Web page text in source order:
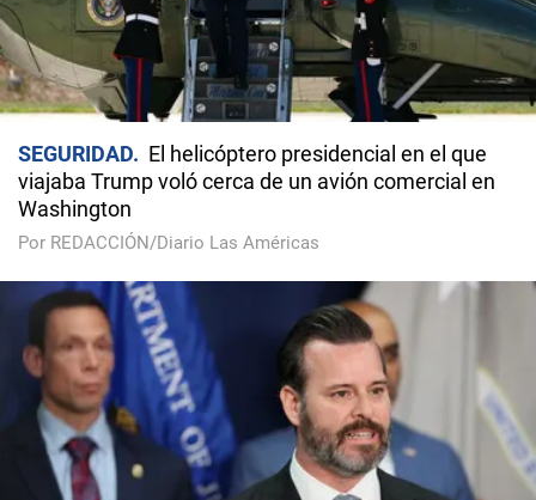
SEGURIDAD
El helicóptero presidencial en el que
viajaba Trump voló cerca de un avión comercial en
Washington
Por REDACCIÓN/Diario Las Américas